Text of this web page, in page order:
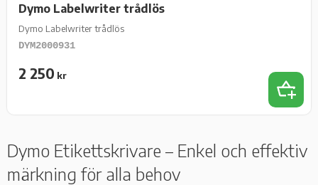
Dymo Labelwriter trådlös
Dymo Labelwriter trådlös
DYM2000931
2 250 kr
Dymo Etikettskrivare – Enkel och effektiv
märkning för alla behov